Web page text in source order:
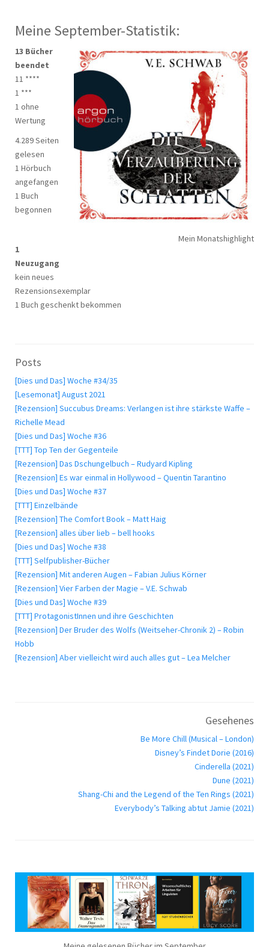
Meine September-Statistik:
Mein Monatshighlight
13 Bücher
beendet
11 ****
1 ***
1 ohne
Wertung
4.289 Seiten
gelesen
1 Hörbuch
angefangen
1 Buch
begonnen
1
Neuzugang
kein neues
Rezensionsexemplar
1 Buch geschenkt bekommen
Posts
[Dies und Das] Woche #34/35
[Lesemonat] August 2021
[Rezension] Succubus Dreams: Verlangen ist ihre stärkste Waffe –
Richelle Mead
[Dies und Das] Woche #36
[TTT] Top Ten der Gegenteile
[Rezension] Das Dschungelbuch – Rudyard Kipling
[Rezension] Es war einmal in Hollywood – Quentin Tarantino
[Dies und Das] Woche #37
[TTT] Einzelbände
[Rezension] The Comfort Book – Matt Haig
[Rezension] alles über lieb – bell hooks
[Dies und Das] Woche #38
[TTT] Selfpublisher-Bücher
[Rezension] Mit anderen Augen – Fabian Julius Körner
[Rezension] Vier Farben der Magie – V.E. Schwab
[Dies und Das] Woche #39
[TTT] ProtagonistInnen und ihre Geschichten
[Rezension] Der Bruder des Wolfs (Weitseher-Chronik 2) – Robin
Hobb
[Rezension] Aber vielleicht wird auch alles gut – Lea Melcher
Gesehenes
Be More Chill (Musical – London)
Disney’s Findet Dorie (2016)
Cinderella (2021)
Dune (2021)
Shang-Chi and the Legend of the Ten Rings (2021)
Everybody’s Talking abtut Jamie (2021)